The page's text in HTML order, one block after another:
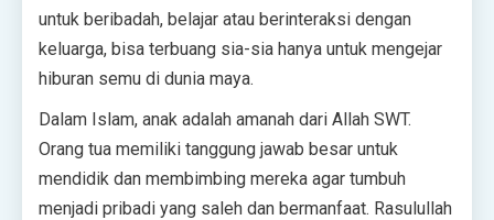
untuk beribadah, belajar atau berinteraksi dengan
keluarga, bisa terbuang sia-sia hanya untuk mengejar
hiburan semu di dunia maya.
Dalam Islam, anak adalah amanah dari Allah SWT.
Orang tua memiliki tanggung jawab besar untuk
mendidik dan membimbing mereka agar tumbuh
menjadi pribadi yang saleh dan bermanfaat. Rasulullah